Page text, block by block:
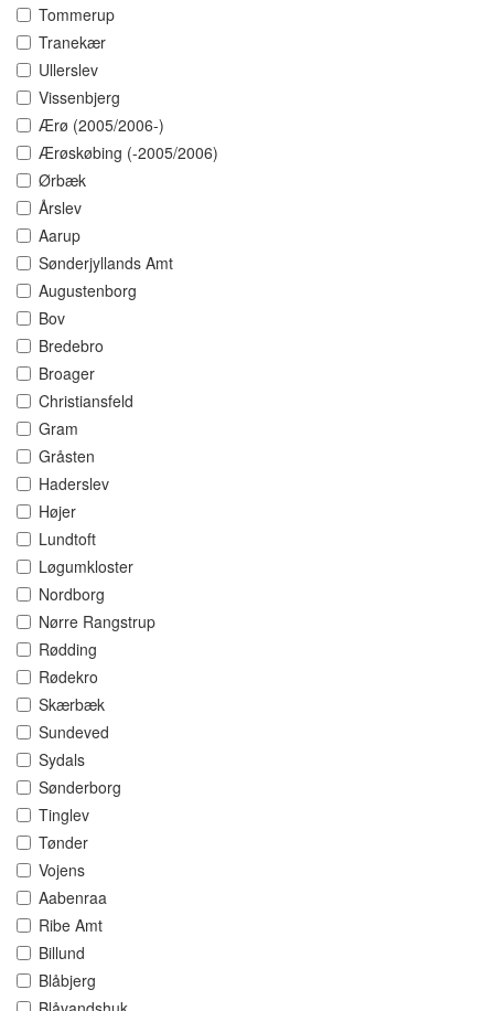
Tommerup
Tranekær
Ullerslev
Vissenbjerg
Ærø (2005/2006-)
Ærøskøbing (-2005/2006)
Ørbæk
Årslev
Aarup
Sønderjyllands Amt
Augustenborg
Bov
Bredebro
Broager
Christiansfeld
Gram
Gråsten
Haderslev
Højer
Lundtoft
Løgumkloster
Nordborg
Nørre Rangstrup
Rødding
Rødekro
Skærbæk
Sundeved
Sydals
Sønderborg
Tinglev
Tønder
Vojens
Aabenraa
Ribe Amt
Billund
Blåbjerg